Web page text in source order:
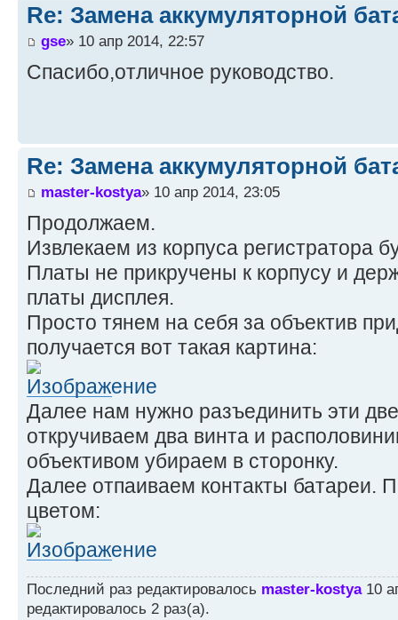
Re: Замена аккумуляторной
gse» 10 апр 2014, 22:57
Спасибо,отличное руководство.
Re: Замена аккумуляторной
master-kostya» 10 апр 2014, 23:05
Продолжаем.
Извлекаем из корпуса регистратора
Платы не прикручены к корпусу и
платы дисплея.
Просто тянем на себя за объектив
получается вот такая картина:
Далее нам нужно разъединить эти
откручиваем два винта и
объективом убираем в сторонку.
Далее отпаиваем контакты батареи.
цветом:
Последний раз редактировалось master-kostya10
редактировалось 2 раз(а).